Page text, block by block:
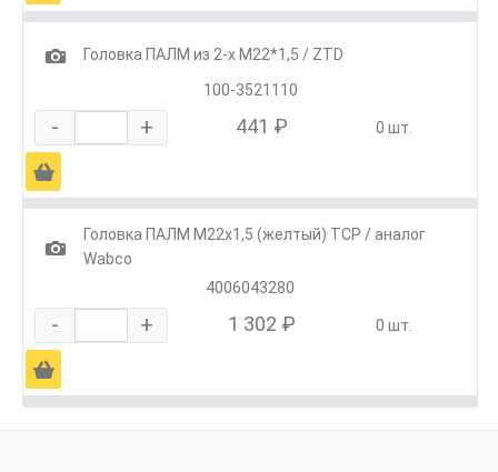
1
Головка ПАЛМ из 2-х М22*1,5 / ZTD
100-3521110
- + 441 ₽ 0 шт.
Ä
1
Головка ПАЛМ М22х1,5 (желтый) ТСР / аналог
Wabco
4006043280
- + 1 302 ₽ 0 шт.
Ä